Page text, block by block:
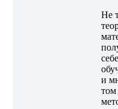
Не
и
том